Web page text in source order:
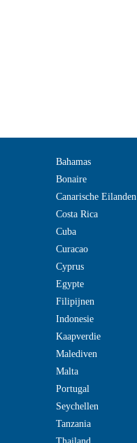
Bahamas
Bonaire
Canarische Eilanden
Costa Rica
Cuba
Curacao
Cyprus
Egypte
Filipijnen
Indonesie
Kaapverdie
Malediven
Malta
Portugal
Seychellen
Tanzania